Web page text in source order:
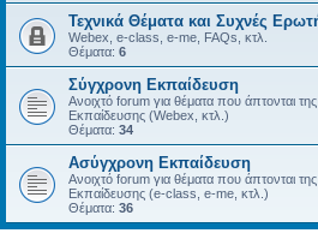
Τεχνικά Θέματα και Συχνές
Webex, e-class, e-me, FAQs, κτλ.
Θέματα: 6
Σύγχρονη Εκπαίδευση
Ανοιχτό forum για θέματα που άπτονται
Εκπαίδευσης (Webex, κτλ.)
Θέματα: 34
Ασύγχρονη Εκπαίδευση
Ανοιχτό forum για θέματα που άπτονται
Εκπαίδευσης (e-class, e-me, κτλ.)
Θέματα: 36